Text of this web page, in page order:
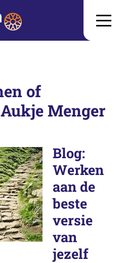
of
Menger
Blog:
Werken
aan de
beste
versie
van
jezelf